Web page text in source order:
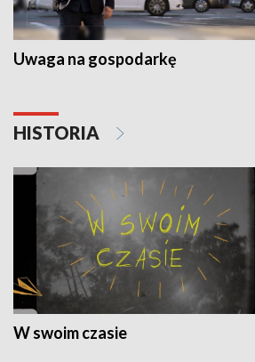
Uwaga na gospodarkę
HISTORIA
W swoim czasie